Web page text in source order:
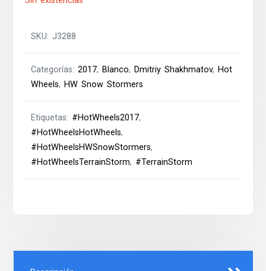
SKU:J3288
Categorías:2017, Blanco, Dmitriy Shakhmatov, Hot
Wheels, HW Snow Stormers
Etiquetas: #HotWheels2017,
#HotWheelsHotWheels,
#HotWheelsHWSnowStormers,
#HotWheelsTerrainStorm, #TerrainStorm